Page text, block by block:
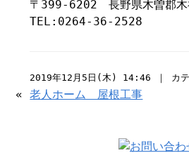
〒399-6202 長野県木曽郡
TEL:0264-36-2528
2019年12月5日(木) 14:46 ｜ カテ
«老人ホーム 屋根工事